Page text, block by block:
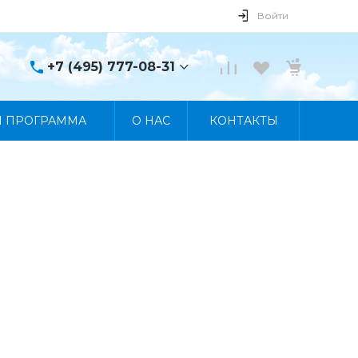
Войти
+7 (495) 777-08-31
+7 (495) 777-08-31
ПРОГРАММА О НАС КОНТАКТЫ